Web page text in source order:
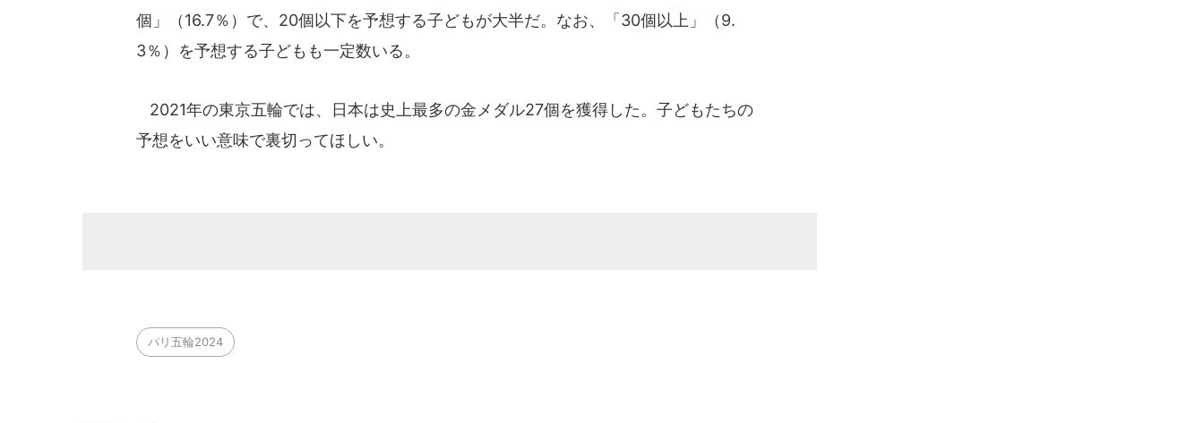
個」（16.7％）で、20個以下を予想する子どもが大半だ。なお、「30個以上」（9.
3％）を予想する子どもも一定数いる。
2021年の東京五輪では、日本は史上最多の金メダル27個を獲得した。子どもたちの
予想をいい意味で裏切ってほしい。
パリ五輪2024